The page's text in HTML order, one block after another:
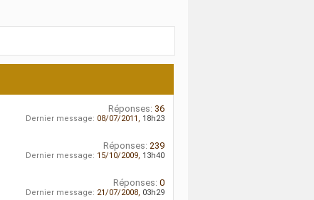
Réponses: 36
Dernier message: 08/07/2011, 18h23
Réponses: 239
Dernier message: 15/10/2009, 13h40
Réponses: 0
Dernier message: 21/07/2008, 03h29